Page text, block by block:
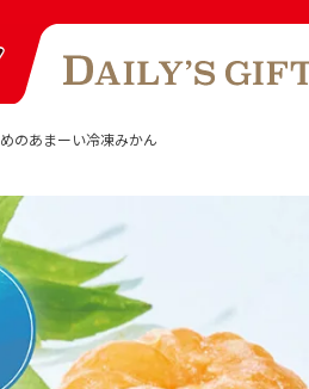
のあまーい冷凍みかん